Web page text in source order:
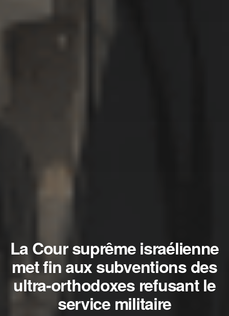
La Cour suprême israélienne
met fin aux subventions des
ultra-orthodoxes refusant le
service militaire